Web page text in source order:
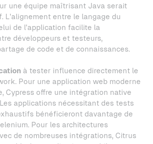
une équipe maîtrisant Java serait
L'alignement entre le langage du
de l'application facilite la
développeurs et testeurs,
de code et de connaissances.
à tester influence directement le
Pour une application web moderne
Cypress offre une intégration native
applications nécessitant des tests
bénéficieront davantage de
Pour les architectures
de nombreuses intégrations, Citrus